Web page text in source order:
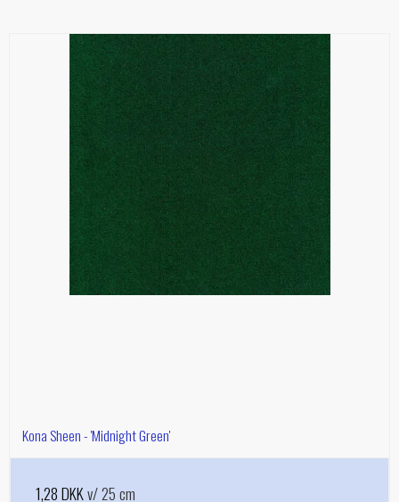
Kona Sheen - 'Midnight Green'
1,28 DKKv/ 25 cm